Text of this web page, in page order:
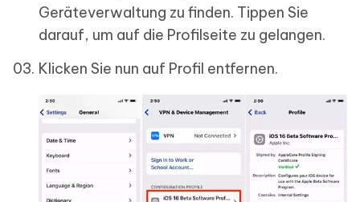
Geräteverwaltung zu finden. Tippen Sie
darauf, um auf die Profilseite zu gelangen.
Klicken Sie nun auf Profil entfernen.